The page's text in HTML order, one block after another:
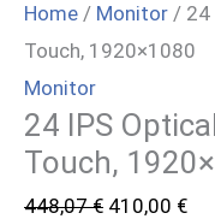
Home / Monitor / 24
Touch, 1920×1080
Monitor
24 IPS
Touch,
448,07€ Il
410,00 €Il